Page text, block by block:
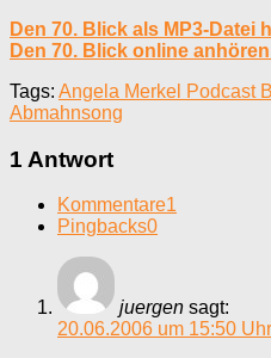
Den 70. Blick als MP3-Datei
Den 70. Blick online
Tags: Angela Merkel Podcast
Abmahnsong
1 Antwort
Kommentare1
Pingbacks0
juergen sagt:
20.06.2006 um 15:50 Uhr